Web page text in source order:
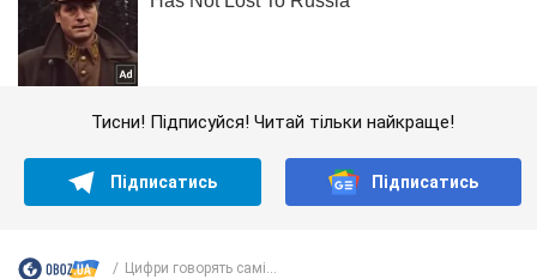
Тисни! Підписуйся! Читай тільки найкраще!
Підписатись Підписатись
Цифри говорять самі...